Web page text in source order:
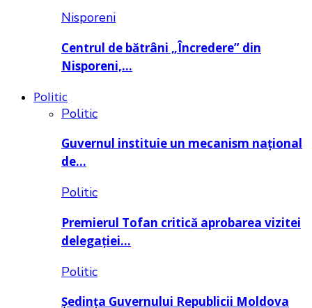
Nisporeni
Centrul de bătrâni „Încredere” din
Nisporeni,…
Politic
Politic
Guvernul instituie un mecanism național
de…
Politic
Premierul Tofan critică aprobarea vizitei
delegației…
Politic
Ședința Guvernului Republicii Moldova